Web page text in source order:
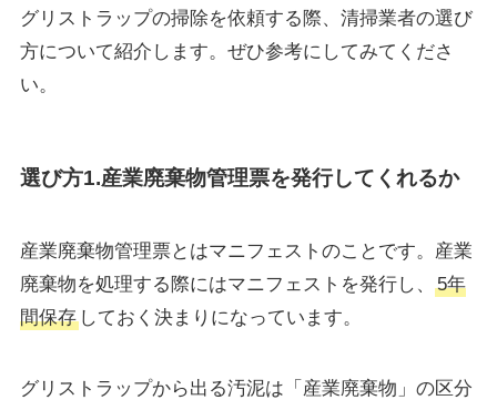
グリストラップの掃除を依頼する際、清掃業者の選び
方について紹介します。ぜひ参考にしてみてくださ
い。
選び方1.産業廃棄物管理票を発行してくれるか
産業廃棄物管理票とはマニフェストのことです。産業
廃棄物を処理する際にはマニフェストを発行し、
5年
間保存しておく決まりになっています。
グリストラップから出る汚泥は「産業廃棄物」の区分